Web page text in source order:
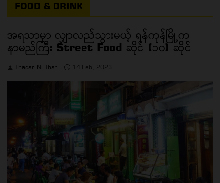
FOOD & DRINK
အရသာမှာ လျှာလည်သွားမယ့် ရန်ကုန်မြို့က
နာမည်ကြီး Street Food ဆိုင် (၁၀) ဆိုင်
Thadar Ni Than 14 Feb, 2023